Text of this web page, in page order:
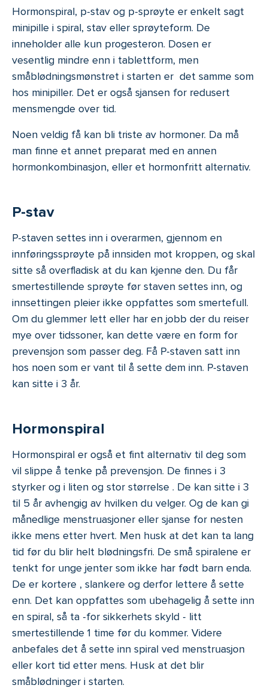
Hormonspiral, p-stav og p-sprøyte er enkelt sagt
minipille i spiral, stav eller sprøyteform. De
inneholder alle kun progesteron. Dosen er
vesentlig mindre enn i tablettform, men
småblødningsmønstret i starten er det samme som
hos minipiller. Det er også sjansen for redusert
mensmengde over tid.
Noen veldig få kan bli triste av hormoner. Da må
man finne et annet preparat med en annen
hormonkombinasjon, eller et hormonfritt alternativ.
P-stav
P-staven settes inn i overarmen, gjennom en
innføringssprøyte på innsiden mot kroppen, og skal
sitte så overfladisk at du kan kjenne den. Du får
smertestillende sprøyte før staven settes inn, og
innsettingen pleier ikke oppfattes som smertefull.
Om du glemmer lett eller har en jobb der du reiser
mye over tidssoner, kan dette være en form for
prevensjon som passer deg. Få P-staven satt inn
hos noen som er vant til å sette dem inn. P-staven
kan sitte i 3 år.
Hormonspiral
Hormonspiral er også et fint alternativ til deg som
vil slippe å tenke på prevensjon. De finnes i 3
styrker og i liten og stor størrelse . De kan sitte i 3
til 5 år avhengig av hvilken du velger. Og de kan gi
månedlige menstruasjoner eller sjanse for nesten
ikke mens etter hvert. Men husk at det kan ta lang
tid før du blir helt blødningsfri. De små spiralene er
tenkt for unge jenter som ikke har født barn enda.
De er kortere , slankere og derfor lettere å sette
enn. Det kan oppfattes som ubehagelig å sette inn
en spiral, så ta -for sikkerhets skyld - litt
smertestillende 1 time før du kommer. Videre
anbefales det å sette inn spiral ved menstruasjon
eller kort tid etter mens. Husk at det blir
småblødninger i starten.